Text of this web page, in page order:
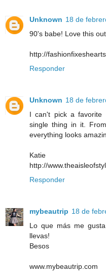
Unknown 18 de
90's babe! Love this
http://
Responder
Unknown 18 de
I can't pick a favorite
single thing in it.
everything looks
Katie
http://
Responder
mybeautrip 18 de
Lo que más me
llevas!
Besos
www.mybeautrip.com